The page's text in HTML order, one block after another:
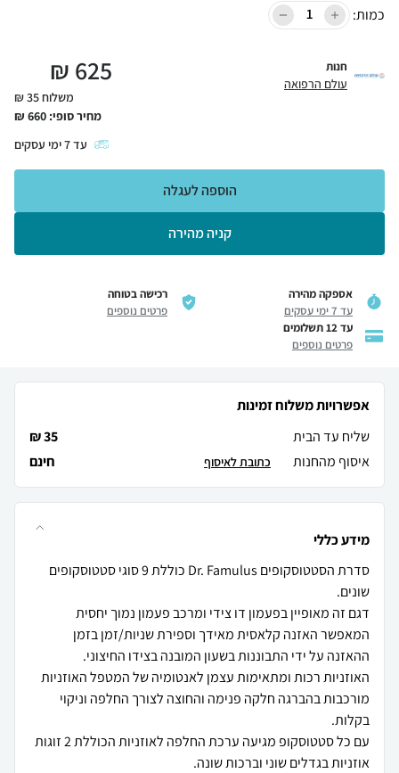
כמות:
חנות
עולם הרפואה 625
₪
משלוח 35 ₪
מחיר סופי: 660
₪
עד7ימי עסקים
קניה מהירה
הוספה לעגלה
אספקה מהירה
עד 7 ימי עסקים
רכישה בטוחה
פרטים נוספים
עד 12 תשלומים
פרטים נוספים
אפשרויות משלוח זמינות
שליח עד הבית
35 ₪
איסוף מהחנות
חינם כתובת לאיסוף
מידע כללי
סדרת הסטטוסקופים Dr. Famulus כוללת 9 סוגי סטטוסקופים
דגם זה מאופיין בפעמון דו צידי ומרכב פעמון נמוך יחסית
המאפשר האזנה קלאסית מאידך וספירת שניות/זמן בזמן
האוזניות רכות ומתאימות עצמן לאנטומיה של המטפל האוזניות
מורכבות בהברגה חלקה פנימה והחוצה לצורך החלפה וניקוי
עם כל סטטוסקופ מגיעה ערכת החלפה לאוזניות הכוללת 2 זוגות